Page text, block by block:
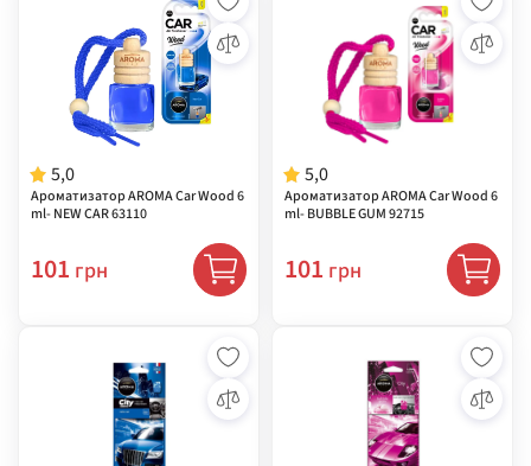
5,0
Ароматизатор AROMA Car Wood 6
ml- NEW CAR 63110
101 грн
5,0
Ароматизатор AROMA Car Wood 6
ml- BUBBLE GUM 92715
101 грн